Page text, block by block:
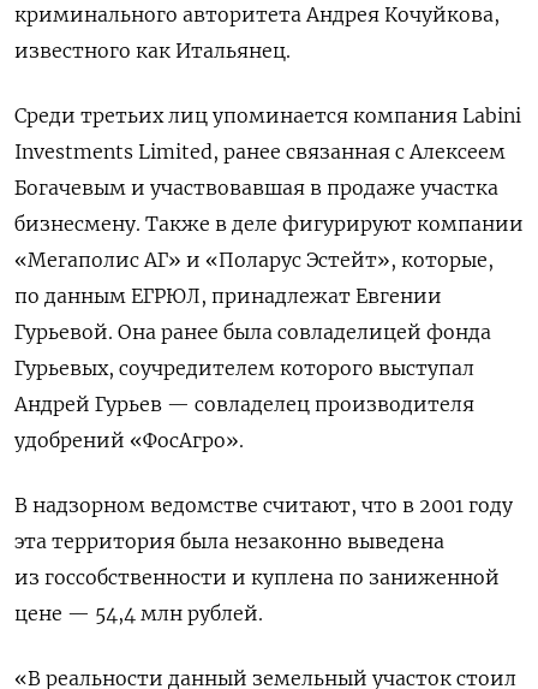
криминального авторитета Андрея Кочуйкова,
известного как Итальянец.
Среди третьих лиц упоминается компания Labini
Investments Limited, ранее связанная с Алексеем
Богачевым и участвовавшая в продаже участка
бизнесмену. Также в деле фигурируют компании
«Мегаполис АГ» и «Поларус Эстейт», которые,
по данным ЕГРЮЛ, принадлежат Евгении
Гурьевой. Она ранее была совладелицей фонда
Гурьевых, соучредителем которого выступал
Андрей Гурьев — совладелец производителя
удобрений «ФосАгро».
В надзорном ведомстве считают, что в 2001 году
эта территория была незаконно выведена
из госсобственности и куплена по заниженной
цене — 54,4 млн рублей.
«В реальности данный земельный участок стоил